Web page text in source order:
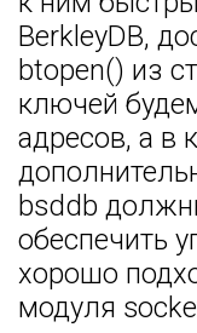
BerkleyDB,
btopen() из
ключей
адресов, а в
bsddb
обеспечить
хорошо
модуля